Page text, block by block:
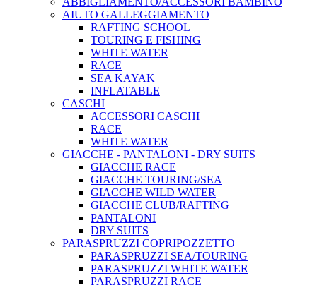
AIUTO GALLEGGIAMENTO
RAFTING SCHOOL
TOURING E FISHING
WHITE WATER
RACE
SEA KAYAK
INFLATABLE
CASCHI
ACCESSORI CASCHI
RACE
WHITE WATER
GIACCHE - PANTALONI - DRY SUITS
GIACCHE RACE
GIACCHE TOURING/SEA
GIACCHE WILD WATER
GIACCHE CLUB/RAFTING
PANTALONI
DRY SUITS
PARASPRUZZI COPRIPOZZETTO
PARASPRUZZI SEA/TOURING
PARASPRUZZI WHITE WATER
PARASPRUZZI RACE